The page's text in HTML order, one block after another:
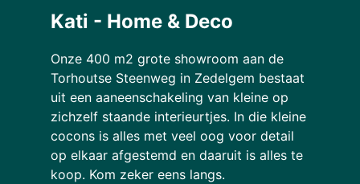
Kati - Home & Deco
Onze 400 m2 grote showroom aan de
Torhoutse Steenweg in Zedelgem bestaat
uit een aaneenschakeling van kleine op
zichzelf staande interieurtjes. In die kleine
cocons is alles met veel oog voor detail
op elkaar afgestemd en daaruit is alles te
koop. Kom zeker eens langs.